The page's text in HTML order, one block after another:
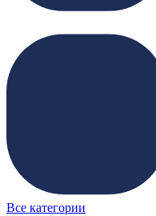
Все категории